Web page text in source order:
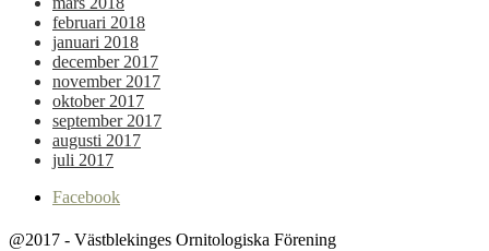
februari 2018
januari 2018
december 2017
november 2017
oktober 2017
september 2017
augusti 2017
juli 2017
Facebook
@2017 - Västblekinges Ornitologiska Förening